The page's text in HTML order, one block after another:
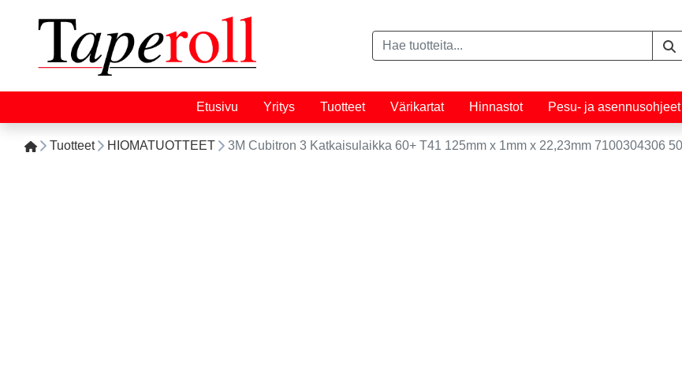
Etusivu Yritys Tuotteet Värikartat Hinnastot Pesu- ja asennusohjeet
Tuotteet HIOMATUOTTEET 3M Cubitron 3 Katkaisulaikka 60+ T41 125mm x 1mm x 22,23mm 7100304306